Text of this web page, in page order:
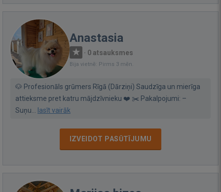
Anastasia
· 0 atsauksmes
Bija vietnē: Pirms 3 mēn.
🐶 Profesionāls grūmers Rīgā (Dārziņi) Saudzīga un mierīga
attieksme pret katru mājdzīvnieku ❤️ ✂️ Pakalpojumi: –
Suņu... lasīt vairāk
IZVEIDOT PASŪTĪJUMU